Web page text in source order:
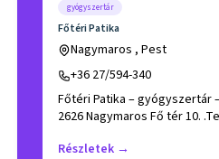
gyógyszertár
Főtéri Patika
Nagymaros , Pest
+36 27/594-340
Főtéri Patika – gyógyszertár
2626 Nagymaros Fő tér 10.
Részletek →